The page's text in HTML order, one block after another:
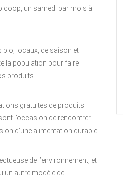
un samedi par mois à
bio, locaux, de saison et
la population pour faire
produits.
gratuites de produits
l’occasion de rencontrer
d’une alimentation durable.
de l’environnement, et
autre modèle de